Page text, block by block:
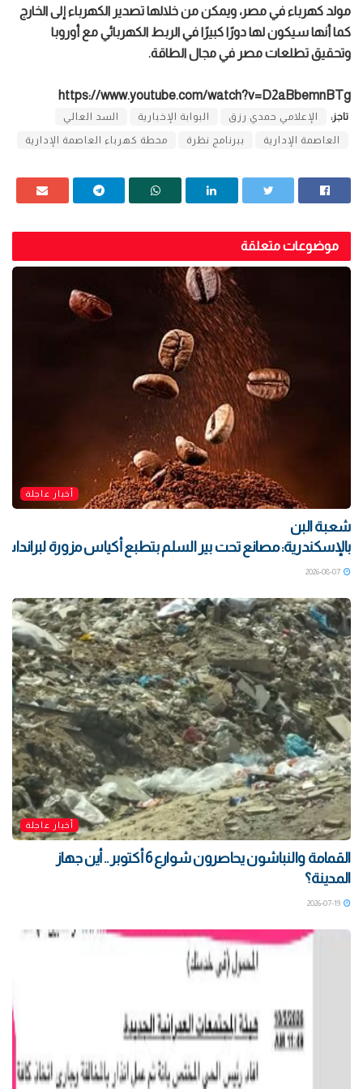
مولد كهرباء في مصر، ويمكن من خلالها تصدير الكهرباء إلى الخارج
كما أنها سيكون لها دورًا كبيرًا في الربط الكهربائي مع أوروبا
وتحقيق تطلعات مصر في مجال الطاقة.
https://www.youtube.com/watch?v=D2aBbemnBTg
تاجز: الإعلامي حمدي رزق البوابة الإخبارية السد العالي
العاصمة الإدارية ببرنامج نظرة محطة كهرباء العاصمة الإدارية
موضوعات متعلقة
أخبار عاجلة
شعبة البن
بالإسكندرية: مصانع تحت بير السلم بتطبع أكياس مزورة لبراندات
أخبار عاجلة
القمامة والنباشون يحاصرون شوارع 6 أكتوبر .. أين جهاز
المدينة؟